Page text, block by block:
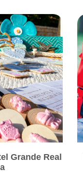
Grande Real